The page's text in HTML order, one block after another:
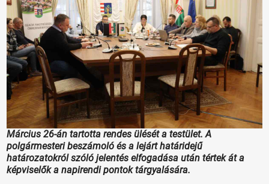
Március 26-án tartotta rendes ülését a testület. A
polgármesteri beszámoló és a lejárt határidejű
határozatokról szóló jelentés elfogadása után tértek át a
képviselők a napirendi pontok tárgyalására.